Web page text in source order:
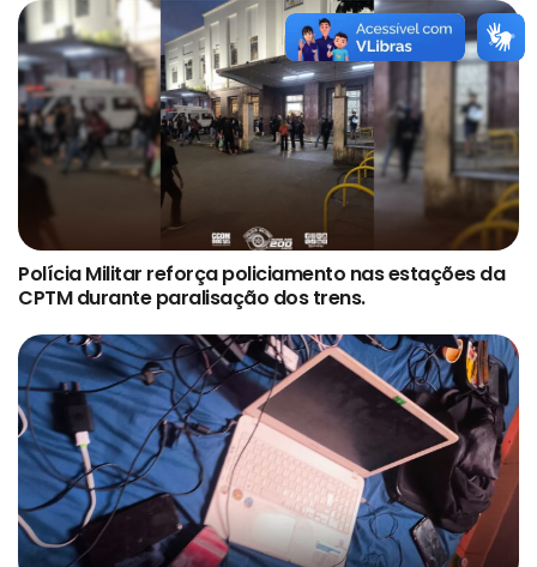
Polícia Militar reforça policiamento nas estações da
CPTM durante paralisação dos trens.